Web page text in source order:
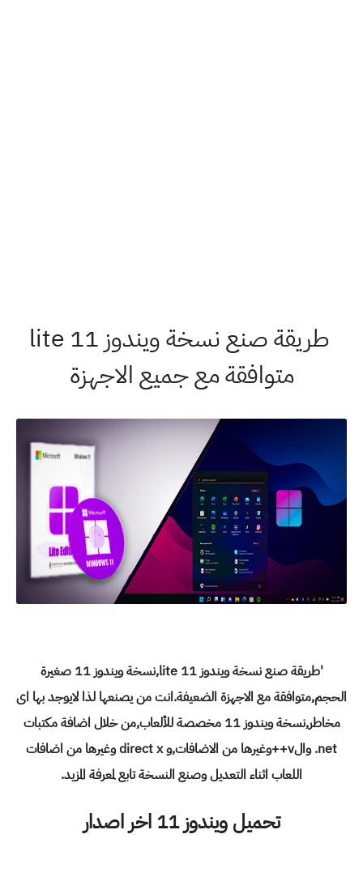
طريقة صنع نسخة ويندوز 11 lite
متوافقة مع جميع الاجهزة
'طريقة صنع نسخة ويندوز 11 lite,نسخة ويندوز 11 صغيرة
الحجم,متوافقة مع الاجهزة الضعيفة.انت من يصنعها لذا لايوجد بها اى
مخاطر,نسخة ويندوز 11 مخصصة للألعاب,من خلال اضافة مكتبات
net. والv++وغيرها من الاضافات,و direct x وغيرها من اضافات
اللعاب اثناء التعديل وصنع النسخة تابع لمعرفة المزيد.
تحميل ويندوز 11 اخر اصدار